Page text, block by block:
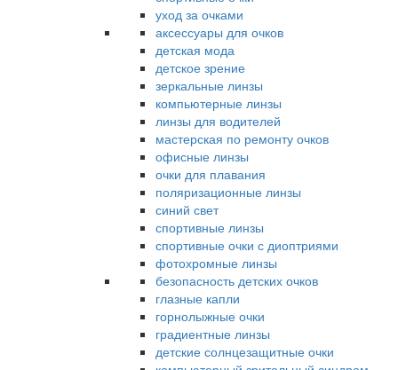
уход за очками
аксессуары для очков
детская мода
детское зрение
зеркальные линзы
компьютерные линзы
линзы для водителей
мастерская по ремонту очков
офисные линзы
очки для плавания
поляризационные линзы
синий свет
спортивные линзы
спортивные очки с диоптриями
фотохромные линзы
безопасность детских очков
глазные капли
горнолыжные очки
градиентные линзы
детские солнцезащитные очки